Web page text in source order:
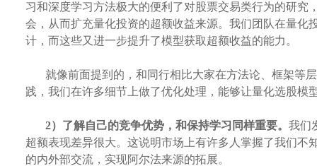
习和深度学习方法极大的便利了对股票交易类行为的研
会，从而扩充量化投资的超额收益来源。我们团队在量化
计，而这些又进一步提升了模型获取超额收益的能力。
就像前面提到的，和同行相比大家在方法论、框架等
践，我们在许多细节上做了优化处理，能够让量化选股模
2）了解自己的竞争优势，和保持学习同样重要。 我们
超额表现差异很大。这说明市场上有许多人掌握了我们
的内外部交流，实现阿尔法来源的拓展。